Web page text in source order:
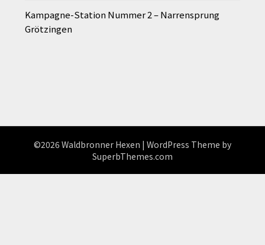
Kampagne-Station Nummer 2 – Narrensprung
Grötzingen
©2026 Waldbronner Hexen | WordPress Theme by
SuperbThemes.com